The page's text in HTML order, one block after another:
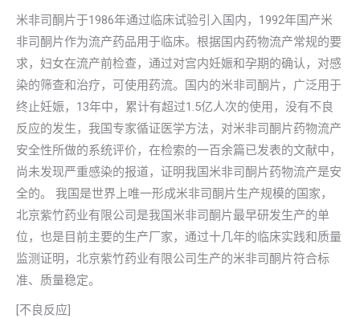
米非司酮片于1986年通过临床试验引入国内，1992年国产米
非司酮片作为流产药品用于临床。根据国内药物流产常规的要
求，妇女在流产前检查，通过对宫内妊娠和孕期的确认，对感
染的筛查和治疗，可使用药流。国内的米非司酮片，广泛用于
终止妊娠，13年中，累计有超过1.5亿人次的使用，没有不良
反应的发生，我国专家循证医学方法，对米非司酮片药物流产
安全性所做的系统评价，在检索的一百余篇已发表的文献中，
尚未发现严重感染的报道，证明我国米非司酮片药物流产是安
全的。 我国是世界上唯一形成米非司酮片生产规模的国家，
北京紫竹药业有限公司是我国米非司酮片最早研发生产的单
位，也是目前主要的生产厂家，通过十几年的临床实践和质量
监测证明，北京紫竹药业有限公司生产的米非司酮片符合标
准、质量稳定。
[不良反应]